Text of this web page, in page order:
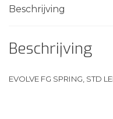
Beschrijving
Beschrijving
EVOLVE FG SPRING, STD